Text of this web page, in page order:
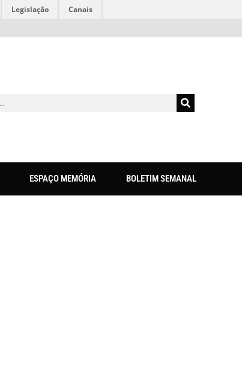
Legislação Canais
ESPAÇO MEMÓRIA BOLETIM SEMANAL